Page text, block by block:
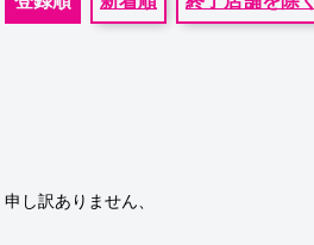
申し訳ありません、